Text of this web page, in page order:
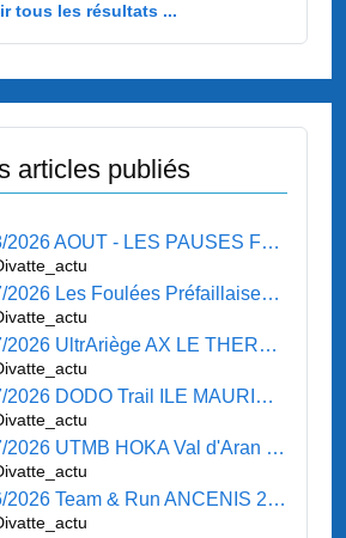
tous les résultats ...
articles publiés
02/08/2026 AOUT - LES PAUSES FRAICHEURS 02/08/2026 - Marathon de SAINT ANDRE DES EAUX ( 22630 ) 02/08/2026 - SORTIE MAUVES SUR LOIRE 30/07/2026 - LE COIN " BOURSE " - LE COIN " SORTIES - PROPOSITIONS " - LE COIN " RENDEZ-VOUS " - L
26/07/2026 Les Foulées Préfaillaises PREFAILLES 26/07/2026 - SORTIE LE CELLIER 23/07/2026 - LE COIN " BOURSE " - LE COIN " SORTIES - PROPOSITIONS " - LE COIN " RENDEZ-VOUS " - LE COIN " PRESSE " -
19/07/2026 UltrAriège AX LE THERMES 17/07/2026 - Retour sur le TROOPER 25km 1500D+ * ILE MAURICE 11/07/2026 * - SORTIE LA BOISSIERE DU DORE 16/07/2026 - COURIR A PORNIC 19/07/2026 - OISANS Trail Tour VAUJANY 19/07/2026 - L'AFTER-SEASON ... - LE C
12/07/2026 DODO Trail ILE MAURICE 11/07/2026 - L'AFTER-SEASON ... - LE COIN " PROMO-FESTIVAL " - LE COIN " BOURSE " - LE COIN " SORTIES - PROPOSITIONS " - LE COIN " ASSO " - LE COIN " RENDEZ-VOUS " - LE COIN " PRESSE " -
05/07/2026 UTMB HOKA Val d'Aran PYRENEES 03/07/2026 - Champto Trail d'Orée CHAMPTOCEAUX 05/07/2026 - Trail du Bout du Monde PLOUZANE 05/07/2026 - Luchon Aneto Trail BAGNERES DE LUCON 05/07/2026 - Entre plages et chemins creux de Pornichet PORNICHET 0
28/06/2026 Team & Run ANCENIS 26/06/2026 - L'Ultra Marin GOLFE DU MORBIHAN 24 au 28/06/2026 - La Transléonarde PLOUESCAT > GUISSENY 28/06/2026 - LE COIN " LICENCES-INSCRIPTIONS " - LE COIN " BOURSE " - LE COIN " SORTIES - PROPOSITIONS